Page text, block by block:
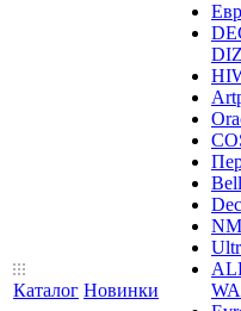
Каталог Новинки